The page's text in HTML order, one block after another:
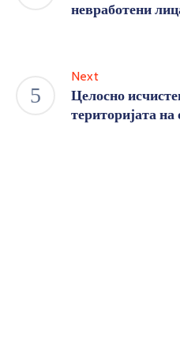
невработени
Next
Целосно
територијата